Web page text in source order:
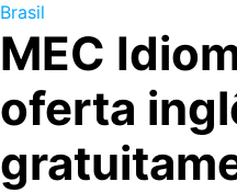
Brasil
MEC
oferta